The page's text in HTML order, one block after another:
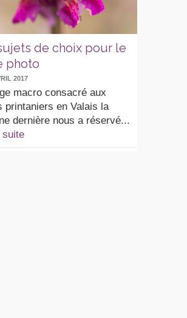
de choix pour le
photo
2017
macro consacré aux
printaniers en Valais la
dernière nous a réservé...
suite